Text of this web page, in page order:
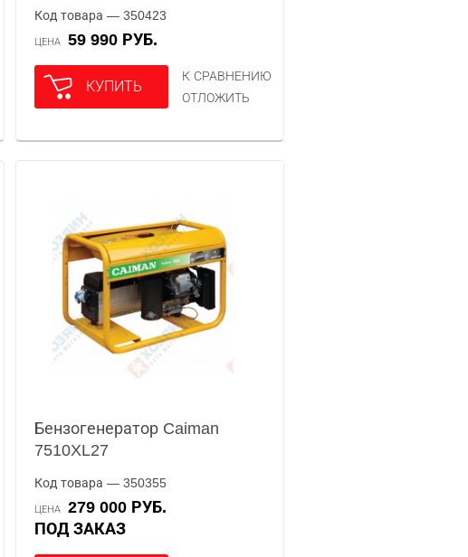
Код товара — 350423
ЦЕНА 59 990 РУБ.
КУПИТЬ
К СРАВНЕНИЮ
ОТЛОЖИТЬ
Бензогенератор Caiman
7510XL27
Код товара — 350355
ЦЕНА
279 000 РУБ.
ПОД ЗАКАЗ